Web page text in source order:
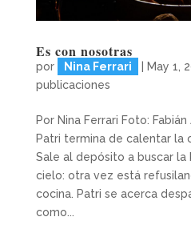
Es con nosotras
por Nina Ferrari May 1,
publicaciones
Por Nina Ferrari Foto:
Patri termina de calentar la
Sale al depósito a buscar la
cielo: otra vez está
cocina. Patri se acerca
como...